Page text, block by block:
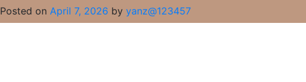
Posted on April 7, 2026 by yanz@123457